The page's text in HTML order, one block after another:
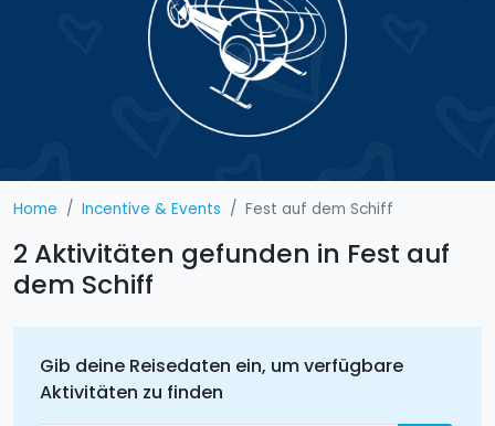
Home Incentive & Events Fest auf dem Schiff
2 Aktivitäten gefunden in Fest auf
dem Schiff
Gib deine Reisedaten ein, um verfügbare
Aktivitäten zu finden